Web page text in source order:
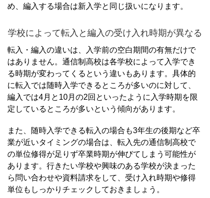
め、編入する場合は新入学と同じ扱いになります。
学校によって転入と編入の受け入れ時期が異なる
転入・編入の違いは、入学前の空白期間の有無だけで
はありません。 通信制高校は各学校によって入学でき
る時期が変わってくるという違いもあります。 具体的
に転入では随時入学できるところが多いのに対して、
編入では4月と10月の2回といったように入学時期を限
定しているところが多いという傾向があります。
また、随時入学できる転入の場合も3年生の後期など卒
業が近いタイミングの場合は、転入先の通信制高校で
の単位修得が足りず卒業時期が伸びてしまう可能性が
あります。 行きたい学校や興味のある学校が決まった
ら問い合わせや資料請求をして、受け入れ時期や修得
単位もしっかりチェックしておきましょう。